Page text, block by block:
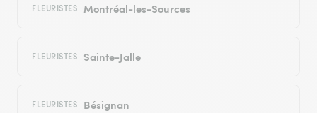
FLEURISTES Montréal-les-Sources
FLEURISTES Sainte-Jalle
FLEURISTES Bésignan